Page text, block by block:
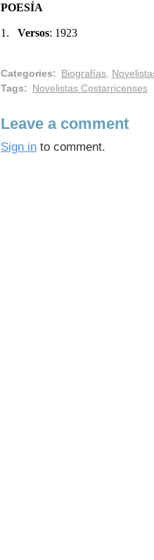
POESÍA
1. Versos: 1923
Categories: Biografías,
Tags: Novelistas Costarricenses
Leave a comment
Sign in to comment.